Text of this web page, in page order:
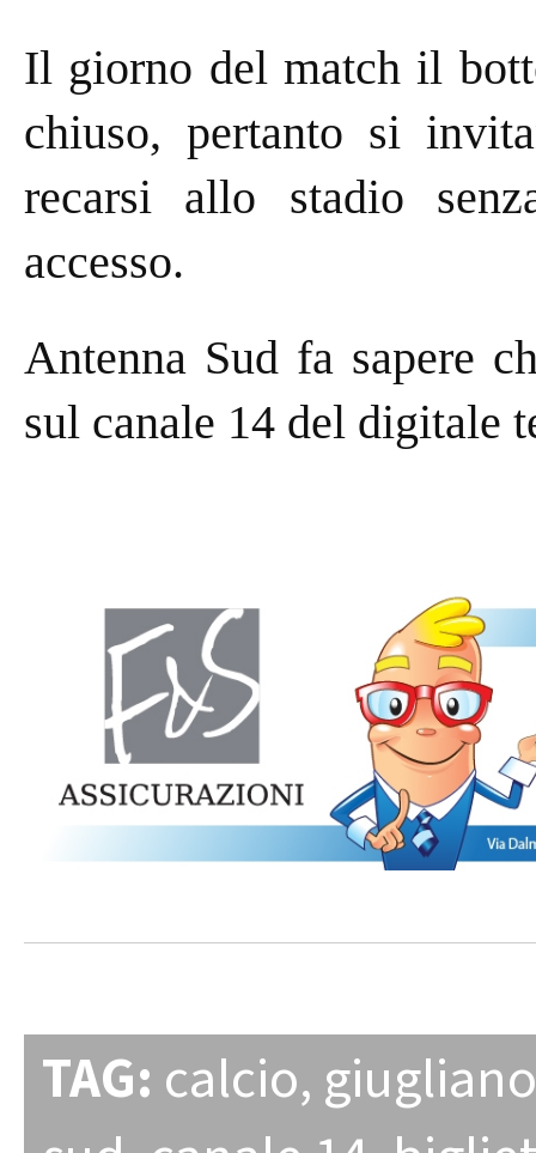
Il giorno del match il
chiuso, pertanto si
recarsi allo stadio
accesso.
Antenna Sud fa sapere
sul canale 14 del digitale
TAG: calcio, giugliano